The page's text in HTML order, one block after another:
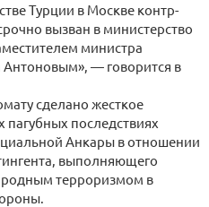
Турции в Москве контр-
вызван в министерство
министра
— говорится в
сделано жесткое
последствиях
Анкары в отношении
выполняющего
терроризмом в